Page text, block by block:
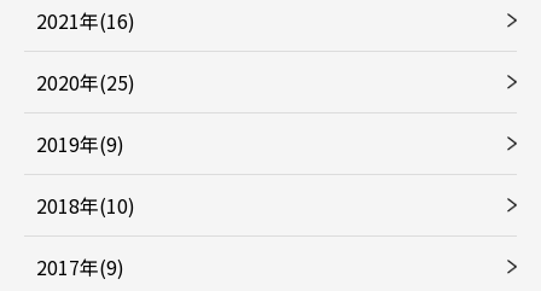
2021年(16)
2020年(25)
2019年(9)
2018年(10)
2017年(9)